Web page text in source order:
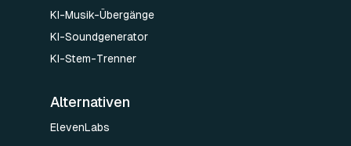
KI-Musik-Übergänge
KI-Soundgenerator
KI-Stem-Trenner
Alternativen
ElevenLabs